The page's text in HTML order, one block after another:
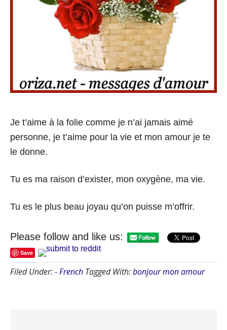
Je t’aime à la folie comme je n’ai jamais aimé
personne, je t’aime pour la vie et mon amour je te
le donne.
Tu es ma raison d’exister, mon oxygène, ma vie.
Tu es le plus beau joyau qu’on puisse m’offrir.
Please follow and like us:
Save
Filed Under:- French Tagged With:bonjour mon amour